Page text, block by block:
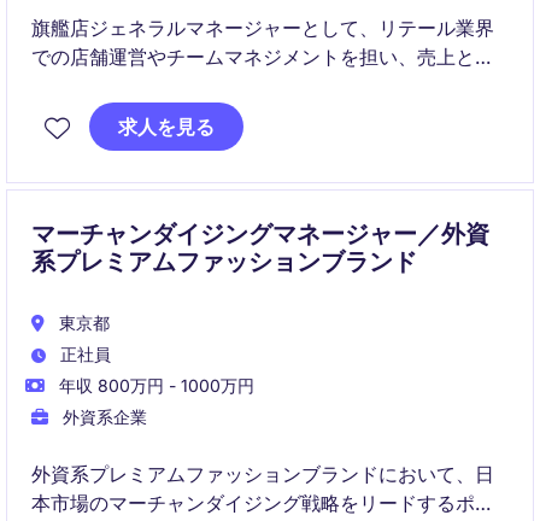
旗艦店ジェネラルマネージャーとして、リテール業界
での店舗運営やチームマネジメントを担い、売上と顧
し、店舗の成功を牽引する役割です。
求人を見る
マーチャンダイジングマネージャー／外資
系プレミアムファッションブランド
東京都
正社員
年収 800万円 - 1000万円
外資系企業
外資系プレミアムファッションブランドにおいて、日
本市場のマーチャンダイジング戦略をリードするポジ